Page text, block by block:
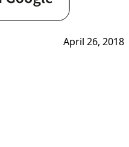
April 26, 2018